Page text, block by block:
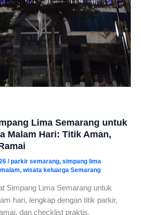
Lima Semarang untuk
Malam Hari: Titik Aman,
/parkir semarang, simpang lima
, wisata keluarga Semarang
Simpang Lima Semarang untuk
hari, lengkap dengan titik parkir,
dan checklist praktis.